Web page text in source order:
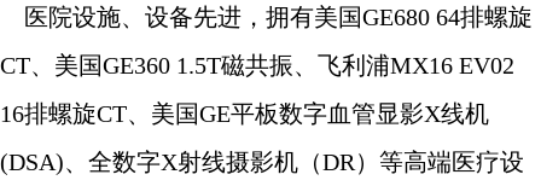
医院设施、设备先进，拥有美国GE680 64排螺旋
CT、美国GE360 1.5T磁共振、飞利浦MX16 EV02
16排螺旋CT、美国GE平板数字血管显影X线机
(DSA)、全数字X射线摄影机（DR）等高端医疗设